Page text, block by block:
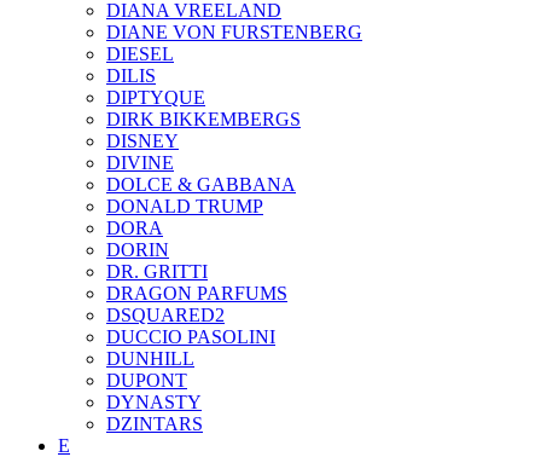
DIANA VREELAND
DIANE VON FURSTENBERG
DIESEL
DILIS
DIPTYQUE
DIRK BIKKEMBERGS
DISNEY
DIVINE
DOLCE & GABBANA
DONALD TRUMP
DORA
DORIN
DR. GRITTI
DRAGON PARFUMS
DSQUARED2
DUCCIO PASOLINI
DUNHILL
DUPONT
DYNASTY
DZINTARS
E